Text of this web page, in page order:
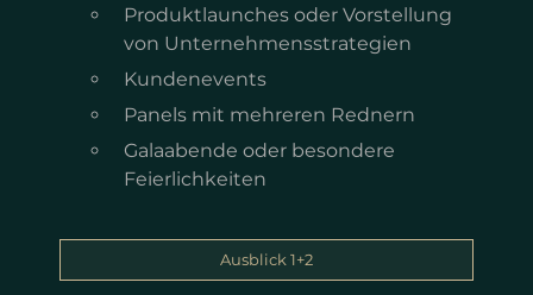
Produktlaunches oder Vorstellung
von Unternehmensstrategien
Kundenevents
Panels mit mehreren Rednern
Galaabende oder besondere
Feierlichkeiten
Ausblick 1+2